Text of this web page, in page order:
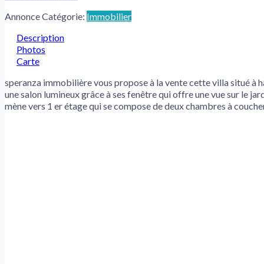
Annonce Catégorie: Immobilier
Description
Photos
Carte
speranza immobilière vous propose à la vente cette villa situé à
une salon lumineux grâce à ses fenêtre qui offre une vue sur le
mène vers 1 er étage qui se compose de deux chambres à